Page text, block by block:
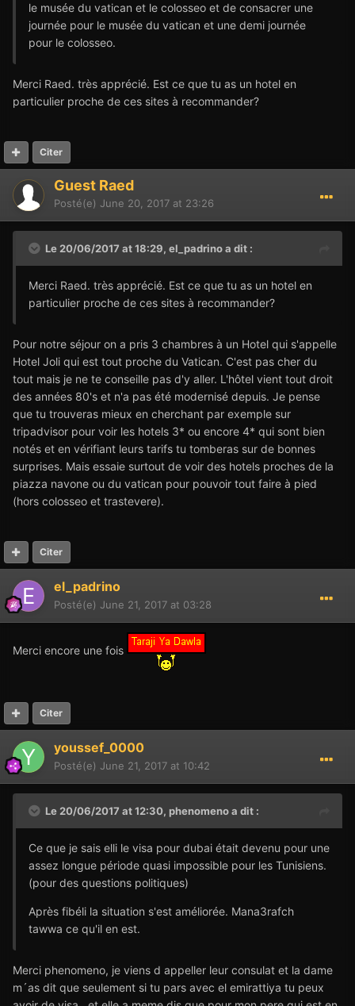
le musée du vatican et le colosseo et de consacrer une
journée pour le musée du vatican et une demi journée
pour le colosseo.
Merci Raed. très apprécié. Est ce que tu as un hotel en
particulier proche de ces sites à recommander?
Citer
Guest Raed
Posté(e) June 20, 2017 at 23:26
Le 20/06/2017 at 18:29, el_padrinoa dit :
Merci Raed. très apprécié. Est ce que tu as un hotel en
particulier proche de ces sites à recommander?
Pour notre séjour on a pris 3 chambres à un Hotel qui s'appelle
Hotel Joli qui est tout proche du Vatican. C'est pas cher du
tout mais je ne te conseille pas d'y aller. L'hôtel vient tout droit
des années 80's et n'a pas été modernisé depuis. Je pense
que tu trouveras mieux en cherchant par exemple sur
tripadvisor pour voir les hotels 3* ou encore 4* qui sont bien
notés et en vérifiant leurs tarifs tu tomberas sur de bonnes
surprises. Mais essaie surtout de voir des hotels proches de la
piazza navone ou du vatican pour pouvoir tout faire à pied
(hors colosseo et trastevere).
Citer
el_padrino
Posté(e) June 21, 2017 at 03:28
Merci encore une fois
Citer
youssef_0000
Posté(e) June 21, 2017 at 10:42
Le 20/06/2017 at 12:30, phenomenoa dit :
Ce que je sais elli le visa pour dubai était devenu pour une
assez longue période quasi impossible pour les Tunisiens.
(pour des questions politiques)
Après fibéli la situation s'est améliorée. Mana3rafch
tawwa ce qu'il en est.
Merci phenomeno, je viens d appeller leur consulat et la dame
m´as dit que seulement si tu pars avec el emirattiya tu peux